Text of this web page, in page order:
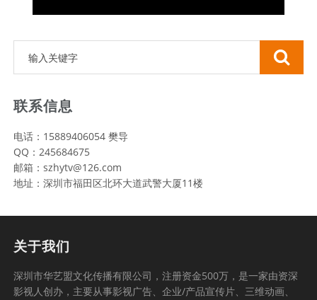
联系信息
电话：15889406054 樊导
QQ：245684675
邮箱：szhytv@126.com
地址：深圳市福田区北环大道武警大厦11楼
关于我们
深圳市华艺盟文化传播有限公司，注册资金500万，是一家由资深
影视人创办，主要从事影视广告、企业/产品宣传片、三维动画、